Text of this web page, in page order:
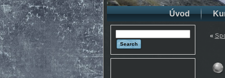
Úvod
«